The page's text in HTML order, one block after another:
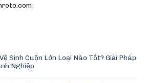
Sinh Cuộn Lớn Loại Nào Tốt? Giải Pháp
Nghiệp